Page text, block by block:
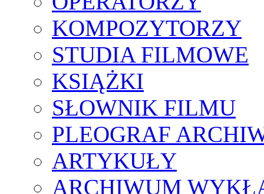
KOMPOZYTORZY
STUDIA FILMOWE
KSIĄŻKI
SŁOWNIK FILMU
PLEOGRAF
ARTYKUŁY
ARCHIWUM